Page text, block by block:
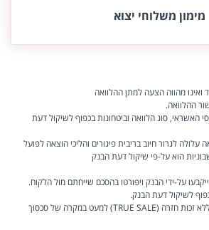
מימון משלוחי יצוא
מהווה הצעה למתן ההלוואה
ההלוואה.
האשראי, סוג הלוואה וביטחונות בכפוף לשיקול דעת
עלולה לגרור חיוב בריבית פיגורים והליכי הוצאה לפועל
הוא על-פי שיקול דעת הבנק
על-ידי הבנק ויפורטו בהסכם שייחתם מול הלקוח.
לשיקול דעת הבנק.
מכירת החשבוניות לבנק ללא זכות חזרה (TRUE SALE) למעט במקרה של סכסוך